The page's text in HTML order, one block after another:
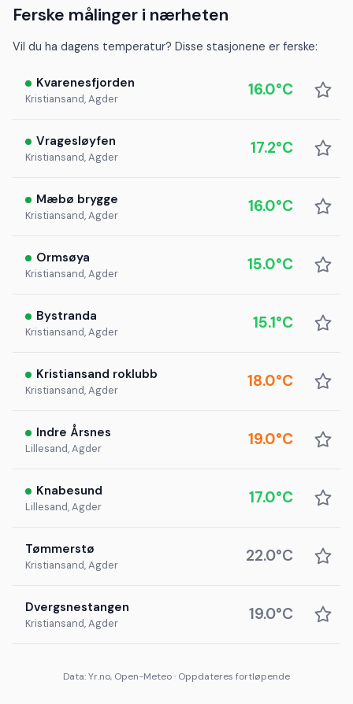
Ferske målinger i nærheten
Vil du ha dagens temperatur? Disse stasjonene er ferske:
Kvarenesfjorden
Kristiansand, Agder 16.0°C
Vragesløyfen
Kristiansand, Agder 17.2°C
Mæbø brygge
Kristiansand, Agder 16.0°C
Ormsøya
Kristiansand, Agder 15.0°C
Bystranda
Kristiansand, Agder 15.1°C
Kristiansand roklubb
Kristiansand, Agder 18.0°C
Indre Årsnes
Lillesand, Agder 19.0°C
Knabesund
Lillesand, Agder 17.0°C
Tømmerstø
Kristiansand, Agder 22.0°C
Dvergsnestangen
Kristiansand, Agder 19.0°C
Data: Yr.no, Open-Meteo · Oppdateres fortløpende